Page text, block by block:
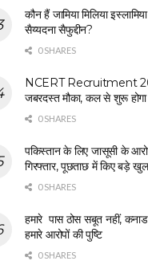
कौन हैं जामिया मिलिया
सैय्यदना सैफुद्दीन?
0 SHARES
NCERT Recruitment
जबरदस्त मौका, कल से शुरू
0 SHARES
पकिस्तान के लिए जासूसी के
गिरफ्तार, पूछताछ में किए बड़े
0 SHARES
हमारे पास ठोस सबूत नहीं,
हमारे आरोपों की पुष्टि
0 SHARES